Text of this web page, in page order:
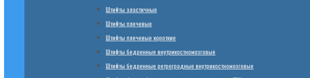
Штифты эластичные
Штифты плечевые
Штифты плечевые короткие
Штифты бедренные внутрикостномозговые
Штифты бедренные ретроградные внутрикостномозговые